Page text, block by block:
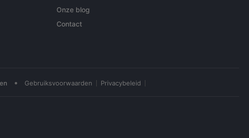
Onze blog
Contact
• Gebruiksvoorwaarden Privacybeleid